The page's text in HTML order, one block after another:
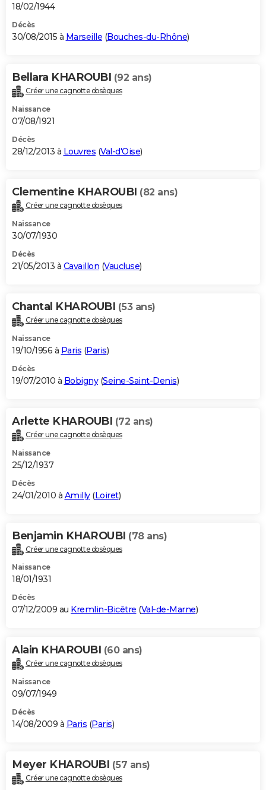
18/02/1944
Décès
30/08/2015 à Marseille (Bouches-du-Rhône)
Bellara KHAROUBI (92 ans)
Créer une cagnotte obsèques
Naissance
07/08/1921
Décès
28/12/2013 à Louvres (Val-d'Oise)
Clementine KHAROUBI (82 ans)
Créer une cagnotte obsèques
Naissance
30/07/1930
Décès
21/05/2013 à Cavaillon (Vaucluse)
Chantal KHAROUBI (53 ans)
Créer une cagnotte obsèques
Naissance
19/10/1956 à Paris (Paris)
Décès
19/07/2010 à Bobigny(Seine-Saint-Denis)
Arlette KHAROUBI (72 ans)
Créer une cagnotte obsèques
Naissance
25/12/1937
Décès
24/01/2010 à Amilly(Loiret)
Benjamin KHAROUBI (78 ans)
Créer une cagnotte obsèques
Naissance
18/01/1931
Décès
07/12/2009 au Kremlin-Bicêtre (Val-de-Marne)
Alain KHAROUBI (60 ans)
Créer une cagnotte obsèques
Naissance
09/07/1949
Décès
14/08/2009 à Paris (Paris)
Meyer KHAROUBI (57 ans)
Créer une cagnotte obsèques